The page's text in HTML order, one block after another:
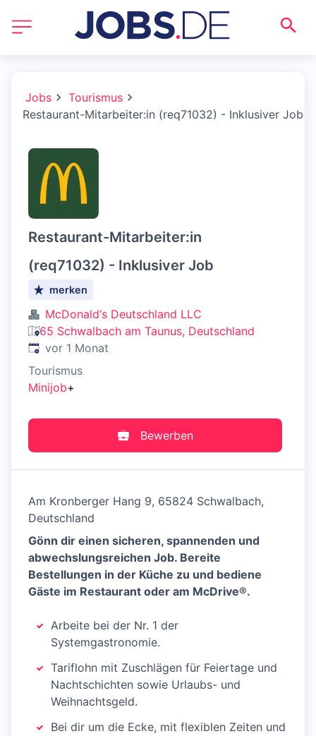
Jobs
Tourismus
Restaurant-Mitarbeiter:in (req71032) - Inklusiver Job
Restaurant-Mitarbeiter:in
(req71032) - Inklusiver Job
merken
McDonald‘s Deutschland LLC
65 Schwalbach am Taunus, Deutschland
Veröffentlicht:
vor 1 Monat
Tourismus
Minijob+
Bewerben
Am Kronberger Hang 9, 65824 Schwalbach,
Deutschland
Gönn dir einen sicheren, spannenden und
abwechslungsreichen Job. Bereite
Bestellungen in der Küche zu und bediene
Gäste im Restaurant oder am McDrive®.
Arbeite bei der Nr. 1 der
Systemgastronomie.
Tariflohn mit Zuschlägen für Feiertage und
Nachtschichten sowie Urlaubs- und
Weihnachtsgeld.
Bei dir um die Ecke, mit flexiblen Zeiten und